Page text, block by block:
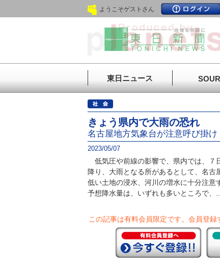
ようこそゲストさん
東日ニュース
きょう県内で大雨の恐れ
名古屋地方気象台が注意呼び掛け
2023/05/07
低気圧や前線の影響で、県内では、７
降り、大雨となる所があるとして、名
低い土地の浸水、河川の増水に十分注
予想降水量は、いずれも多いところで、...
この記事は有料会員限定です。 会員登録